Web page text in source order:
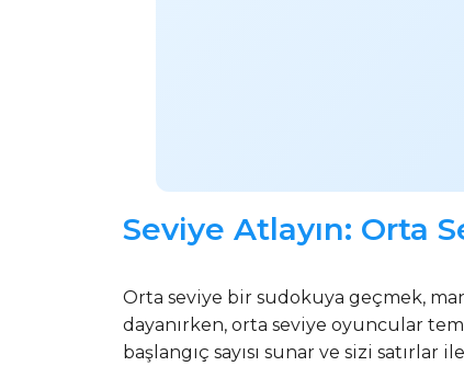
Seviye Atlayın: Orta
Orta seviye bir sudokuya geçmek,
dayanırken, orta seviye oyuncular
başlangıç sayısı sunar ve sizi